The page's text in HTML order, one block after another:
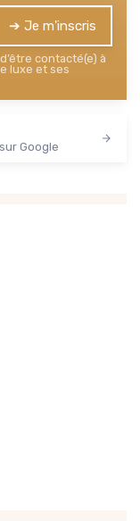
➔ Je m'inscris
contacté(e) à
luxe et ses
Google